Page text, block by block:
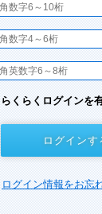
らくらくログインを
ログインす
ログイン情報をお忘